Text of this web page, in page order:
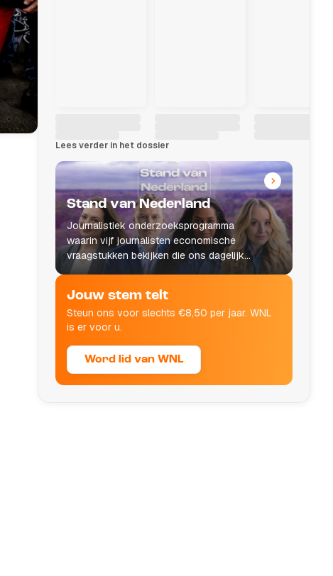
Lees verder in het dossier
Stand van Nederland
Journalistiek onderzoeksprogramma
waarin vijf journalisten economische
vraagstukken bekijken die ons dagelijks
leven raken.
Jouw stem telt
Steun ons voor slechts €8,50 per jaar. WNL
is er voor u.
Word lid van WNL